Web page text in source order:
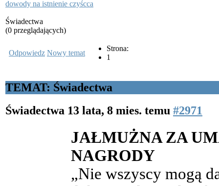
dowody na istnienie czyścca
Świadectwa
(0 przeglądających)
Odpowiedz Nowy temat
Strona:
1
TEMAT: Świadectwa
Świadectwa 13 lata, 8 mies. temu #2971
JAŁMUŻNA ZA
NAGRODY
„Nie wszyscy mogą